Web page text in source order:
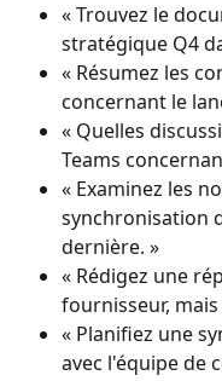
« Trouvez le
stratégique Q4
« Résumez les
concernant le
« Quelles
Teams
« Examinez les
synchronisation
dernière. »
« Rédigez une
fournisseur,
« Planifiez une
avec l'équipe de